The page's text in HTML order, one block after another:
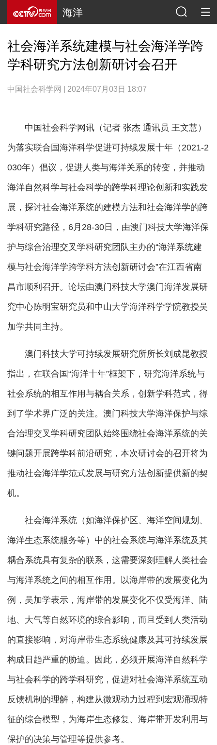
海洋
社会海洋系统建模与社会海洋学跨
学科研究方法创新研讨会召开
中国社会科学网 | 2024年07月03日 18:07
中国社会科学网讯（记者 张杰 通讯员 王文慧）
为落实联合国海洋科学促进可持续发展十年（2021-2
030年）倡议，促进人类与海洋关系的转变，并推动
海洋自然科学与社会科学的跨学科理论创新和实践发
展，探讨社会海洋系统的建模方法和社会海洋学的跨
学科研究路径，6月28-30日，由澳门科技大学海洋保
护与综合治理交叉学科研究团队主办的“海洋系统建
模与社会海洋学跨学科方法创新研讨会”在江西省南
昌市顺利召开。论坛由澳门科技大学澳门海洋发展研
究中心陈明宝研究员和中山大学海洋科学学院教授吴
加学共同主持。
澳门科技大学可持续发展研究所所长刘成昆教授
指出，在联合国“海洋十年”框架下，研究海洋系统与
社会系统的相互作用与耦合关系，创新学科范式，得
到了学术界广泛的关注。澳门科技大学海洋保护与综
合治理交叉学科研究团队始终围绕社会海洋系统的关
键问题开展跨学科前沿研究，本次研讨会的召开将为
推动社会海洋学范式发展与研究方法创新提供新的契
机。
社会海洋系统（如海洋保护区、海洋空间规划、
海洋生态系统服务等）中的社会系统与海洋系统及其
耦合系统具有复杂的联系，这需要深刻理解人类社会
与海洋系统之间的相互作用。以海岸带的发展变化为
例，吴加学表示，海岸带的发展变化不仅受海洋、陆
地、大气等自然环境的综合影响，而且受到人类活动
的直接影响，对海岸带生态系统健康及其可持续发展
构成日趋严重的胁迫。因此，必须开展海洋自然科学
与社会科学的跨学科研究，促进对社会海洋系统互动
反馈机制的理解，构建从微观动力过程到宏观涌现特
征的综合模型，为海岸生态修复、海岸带开发利用与
保护的决策与管理等提供参考。